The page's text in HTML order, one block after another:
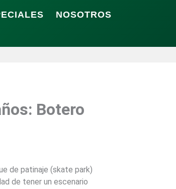
NOSOTROS
Botero
de patinaje (skate park)
de tener un escenario